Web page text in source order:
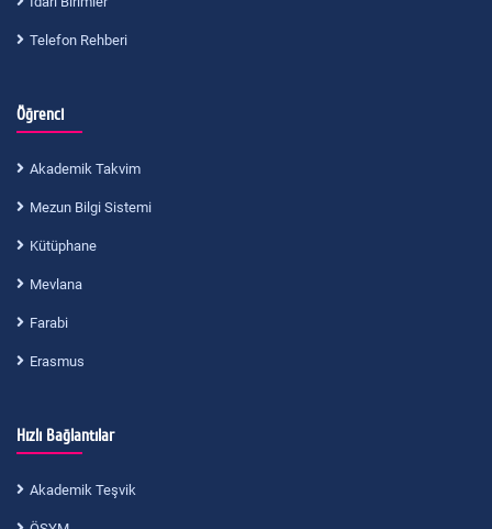
Telefon Rehberi
Öğrenci
Akademik Takvim
Mezun Bilgi Sistemi
Kütüphane
Mevlana
Farabi
Erasmus
Hızlı Bağlantılar
Akademik Teşvik